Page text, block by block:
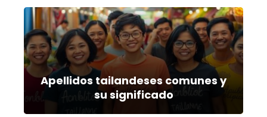
Apellidos tailandeses comunes y
su significado